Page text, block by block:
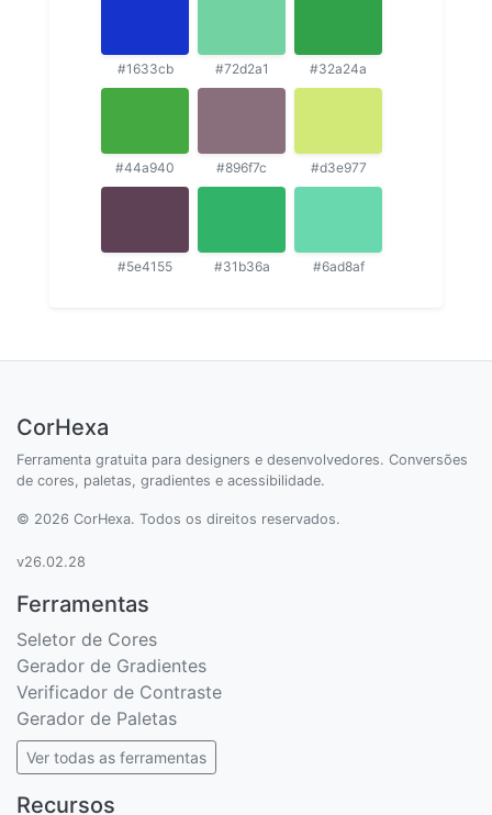
#1633cb #72d2a1 #32a24a
#44a940 #896f7c #d3e977
#5e4155 #31b36a #6ad8af
CorHexa
Ferramenta gratuita para designers e desenvolvedores. Conversões
de cores, paletas, gradientes e acessibilidade.
© 2026 CorHexa. Todos os direitos reservados.
v26.02.28
Ferramentas
Seletor de Cores
Gerador de Gradientes
Verificador de Contraste
Gerador de Paletas
Ver todas as ferramentas
Recursos